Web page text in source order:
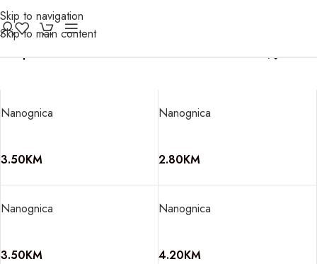
Skip to navigation
Skip to main content
Nanognica
3.50KM
Nanognica
2.80KM
Nanognica
3.50KM
Nanognica
4.20KM